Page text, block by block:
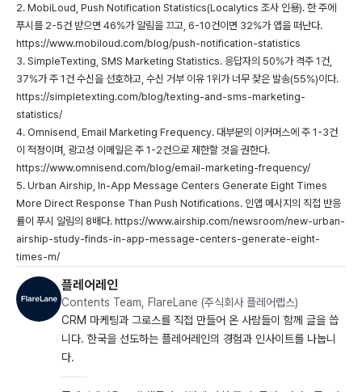
2. MobiLoud, Push Notification Statistics(Localytics 조사 인용). 한 주에
푸시를 2-5건 받으면 46%가 알림을 끄고, 6-10건이면 32%가 앱을 떠난다.
https://www.mobiloud.com/blog/push-notification-statistics
3. SimpleTexting, SMS Marketing Statistics. 응답자의 50%가 격주 1건,
37%가 주 1건 수신을 선호하고, 수신 거부 이유 1위가 너무 잦은 발송(55%)이다.
https://simpletexting.com/blog/texting-and-sms-marketing-
statistics/
4. Omnisend, Email Marketing Frequency. 대부분의 이커머스에 주 1-3건
이 적정이며, 광고성 이메일은 주 1-2건으로 제한할 것을 권한다.
https://www.omnisend.com/blog/email-marketing-frequency/
5. Urban Airship, In-App Message Centers Generate Eight Times
More Direct Response Than Push Notifications. 인앱 메시지의 직접 반응
률이 푸시 알림의 8배다. https://www.airship.com/newsroom/new-urban-
airship-study-finds-in-app-message-centers-generate-eight-
times-m/
플레어레인
Contents Team, FlareLane (주식회사 플레어랩스)
CRM 마케팅과 그로스를 직접 만들어 온 사람들이 함께 글을 씁
니다. 한국을 선도하는 플레어레인의 경험과 인사이트를 나눕니
다.